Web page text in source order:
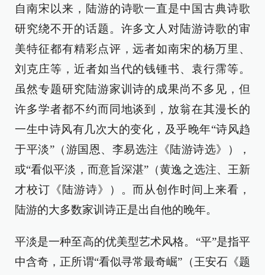
自南宋以来，陆游的诗歌一直是中国古典诗歌
研究绕不开的话题。许多文人对陆游诗歌的审
美特征都有精彩点评，远者如南宋的杨万里、
刘克庄等，近者如当代的钱锺书、袁行霈等。
虽然专题研究陆游家训诗的成果尚不多见，但
许多学者都不约而同地谈到，放翁在其漫长的
一生中诗风有几次大的变化，及乎晚年“诗风趋
于平淡”（游国恩、李易选注《陆游诗选》），
或“看似平淡，而意旨深湛”（黄逸之选注、王新
才校订《陆游诗》）。而从创作时间上来看，
陆游的大多数家训诗正是出自他的晚年。
平淡是一种至高的优美型艺术风格。“平”是指平
中含奇，正所谓“看似寻常最奇崛”（王安石《题